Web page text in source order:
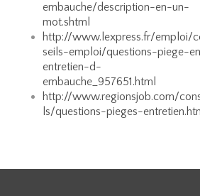
embauche/description-en-un-
mot.shtml
http://www.lexpress.fr/emploi/
seils-emploi/questions-piege-
entretien-d-
embauche_957651.html
http://www.regionsjob.com/
ls/questions-pieges-